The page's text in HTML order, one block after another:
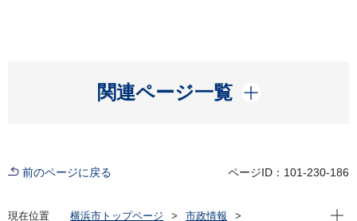
関連ページ一覧
開く
前のページに戻る ページID：101-230-186
現在位置 横浜市トップページ
市政情報
現在